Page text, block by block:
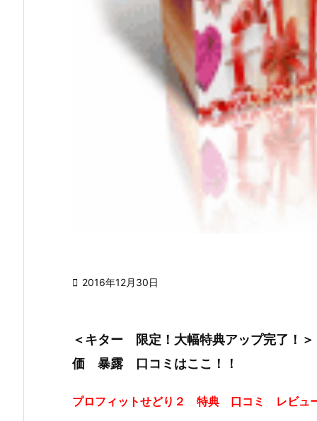
 2016年12月30日
＜キター 限定！大幅特典アップ完了
価 暴露 口コミはここ！！
プロフィットせどり２ 特典 口コミ レビ